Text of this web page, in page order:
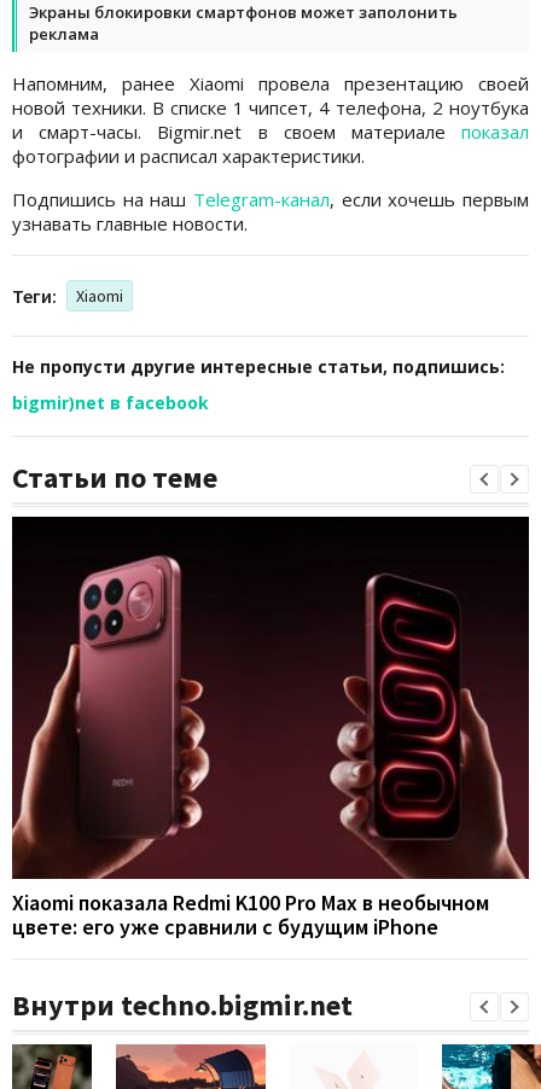
Экраны блокировки смартфонов может заполонить
реклама
Напомним, ранее Xiaomi провела презентацию своей
новой техники. В списке 1 чипсет, 4 телефона, 2 ноутбука
и смарт-часы. Bigmir.net в своем материале показал
фотографии и расписал характеристики.
Подпишись на наш Telegram-канал, если хочешь первым
узнавать главные новости.
Теги: Xiaomi
Не пропусти другие интересные статьи, подпишись:
bigmir)net в facebook
Статьи по теме
Xiaomi показала Redmi K100 Pro Max в необычном
цвете: его уже сравнили с будущим iPhone
Внутри techno.bigmir.net